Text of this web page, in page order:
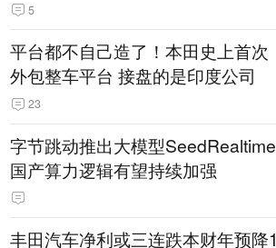
5
平台都不自己造了！本田史上首次
外包整车平台 接盘的是印度公司
23
字节跳动推出大模型SeedRealtime
国产算力逻辑有望持续加强
丰田汽车净利或三连跌本财年预降1